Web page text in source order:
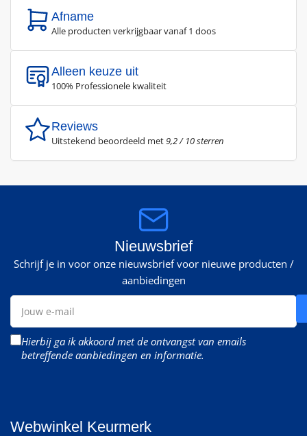
Afname
Alle producten verkrijgbaar vanaf 1 doos
Alleen keuze uit
100% Professionele kwaliteit
Reviews
Uitstekend beoordeeld met 9,2 / 10 sterren
Nieuwsbrief
Schrijf je in voor onze nieuwsbrief voor nieuwe producten /
aanbiedingen
Jouw
mail
Hierbij ga ik akkoord met de ontvangst van emails
betreffende aanbiedingen en informatie.
Webwinkel Keurmerk